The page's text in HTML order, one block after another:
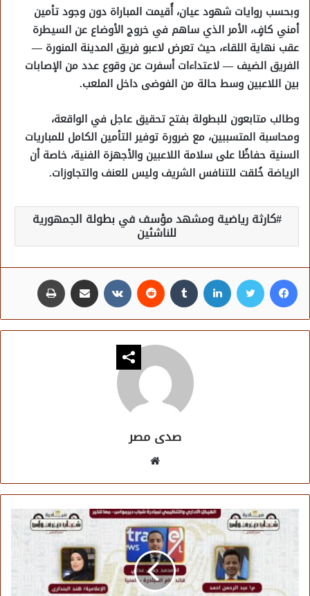
وبحسب روايات شهود عيان، أُقيمت المباراة دون وجود تأمين
أمني كافٍ، الأمر الذي ساهم في خروج الأوضاع عن السيطرة
عقب نهاية اللقاء، حيث تعرض لاعبو فريق المدينة المنورة —
الفريق الضيف — لاعتداءات أسفرت عن وقوع عدد من الإصابات
بين اللاعبين وسط حالة من الفوضى داخل الملعب.
وطالب متابعون للبطولة بفتح تحقيق عاجل في الواقعة،
ومحاسبة المتسببين، مع ضرورة توفير التأمين الكامل للمباريات
السنية حفاظًا على سلامة اللاعبين والأجهزة الفنية، خاصة أن
الرياضة خُلقت للتنافس الشريف وليس للعنف والتجاوزات.
كارثة رياضية ومشهد مؤسف في بطولة الجمهورية
للناشئين
فيسبوك تويتر لينكدإن مشاركة عبر البريد
صدى مصر